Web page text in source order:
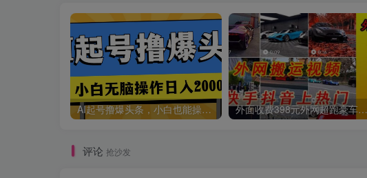
AI起号撸爆头条，小白也能操作，日入2000+ 外面收费398元外网超跑豪车汽车视频搬运至快手抖音上热门项目
评论 抢沙发